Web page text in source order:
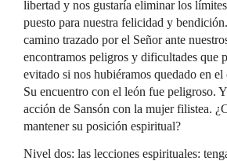
libertad y nos gustaría eliminar los
puesto para nuestra felicidad y
camino trazado por el Señor ante
encontramos peligros y dificultades que
evitado si nos hubiéramos quedado en
Su encuentro con el león fue peligroso.
acción de Sansón con la mujer filistea.
mantener su posición espiritual?
Nivel dos: las lecciones espirituales: